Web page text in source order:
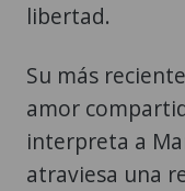
libertad.
Su más
amor
interpreta a
atraviesa una